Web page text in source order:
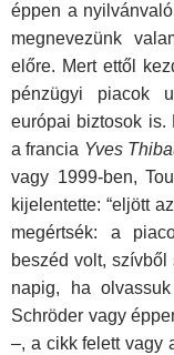
éppen a
megnevezünk
előre. Mert ettől
pénzügyi piacok
európai biztosok is.
a francia Yves
vagy 1999-ben,
kijelentette: “eljött
megértsék: a
beszéd volt,
napig, ha
Schröder vagy
–, a cikk felett vagy